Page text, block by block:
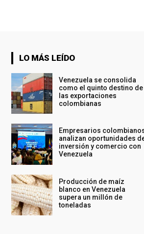
LO MÁS LEÍDO
Venezuela se consolida
como el quinto destino de
las exportaciones
colombianas
Empresarios
analizan oportunidades
inversión y comercio con
Venezuela
Producción de maíz
blanco en Venezuela
supera un millón de
toneladas